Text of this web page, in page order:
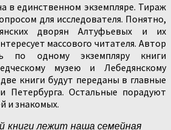
в единственном экземпляре. Тираж
для исследователя. Понятно,
дворян Алтуфьевых и их
массового читателя. Автор
по одному экземпляру книги
музею и Лебедянскому
книги будут переданы в главные
Петербурга. Остальные порадуют
и знакомых.
книги лежит наша семейная